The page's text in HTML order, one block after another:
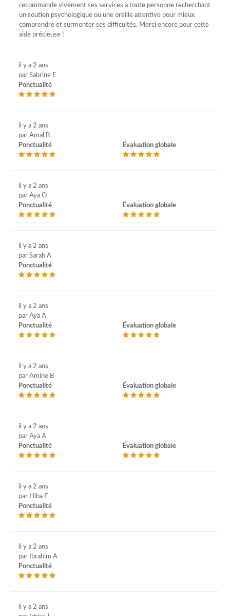
recommande vivement ses services à toute personne recherchant
un soutien psychologique ou une oreille attentive pour mieux
comprendre et surmonter ses difficultés. Merci encore pour cette
aide précieuse !
il y a 2 ans
par Sabrine E
Ponctualité
il y a 2 ans
par Amal B
Ponctualité
Évaluation globale
il y a 2 ans
par Aya O
Ponctualité
Évaluation globale
il y a 2 ans
par Sarah A
Ponctualité
il y a 2 ans
par Aya A
Ponctualité
Évaluation globale
il y a 2 ans
par Amine B
Ponctualité
Évaluation globale
il y a 2 ans
par Aya A
Ponctualité
Évaluation globale
il y a 2 ans
par Hiba E
Ponctualité
il y a 2 ans
par Ibrahim A
Ponctualité
il y a 2 ans